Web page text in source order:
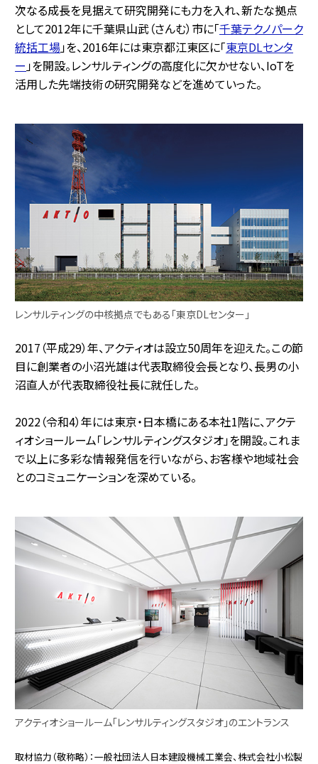
次なる成長を見据えて研究開発にも力を入れ、新たな拠点
として2012年に千葉県山武（さんむ）市に「千葉テクノパーク
統括工場」を、2016年には東京都江東区に「東京DLセンタ
ー」を開設。レンサルティングの高度化に欠かせない、IoTを
活用した先端技術の研究開発などを進めていった。
レンサルティングの中核拠点でもある「東京DLセンター」
2017（平成29）年、アクティオは設立50周年を迎えた。この節
目に創業者の小沼光雄は代表取締役会長となり、長男の小
沼直人が代表取締役社長に就任した。
2022（令和4）年には東京・日本橋にある本社1階に、アクテ
ィオショールーム「レンサルティングスタジオ」を開設。これま
で以上に多彩な情報発信を行いながら、お客様や地域社会
とのコミュニケーションを深めている。
アクティオショールーム「レンサルティングスタジオ」のエントランス
取材協力（敬称略）：一般社団法人日本建設機械工業会、株式会社小松製